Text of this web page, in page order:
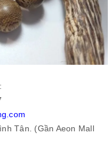
Tân. (Gần Aeon Mall